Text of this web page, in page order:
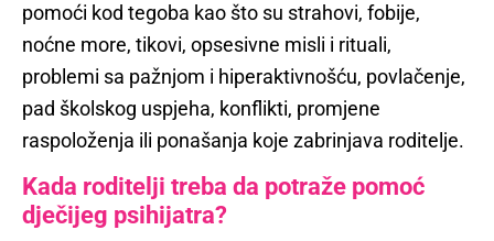
pomoći kod tegoba kao što su strahovi, fobije,
noćne more, tikovi, opsesivne misli i rituali,
problemi sa pažnjom i hiperaktivnošću, povlačenje,
pad školskog uspjeha, konflikti, promjene
raspoloženja ili ponašanja koje zabrinjava roditelje.
Kada roditelji treba da potraže pomoć
dječijeg psihijatra?